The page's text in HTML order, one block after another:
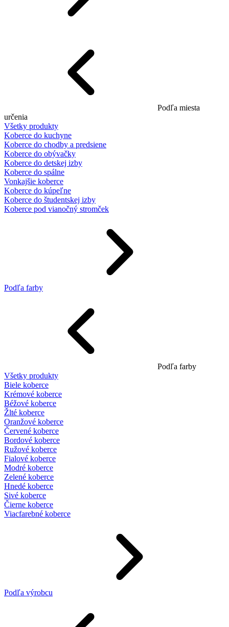
Podľa miesta
určenia
Všetky produkty
Koberce do kuchyne
Koberce do chodby a predsiene
Koberce do obývačky
Koberce do detskej izby
Koberce do spálne
Vonkajšie koberce
Koberce do kúpeľne
Koberce do študentskej izby
Koberce pod vianočný stromček
Podľa farby
Podľa farby
Všetky produkty
Biele koberce
Krémové koberce
Béžové koberce
Žlté koberce
Oranžové koberce
Červené koberce
Bordové koberce
Ružové koberce
Fialové koberce
Modré koberce
Zelené koberce
Hnedé koberce
Sivé koberce
Čierne koberce
Viacfarebné koberce
Podľa výrobcu